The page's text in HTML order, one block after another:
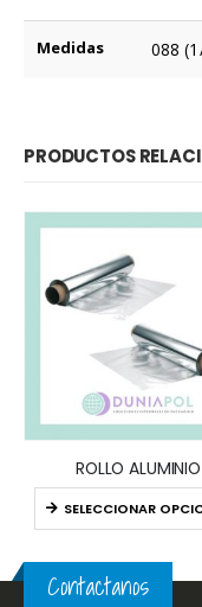
Medidas 088
PRODUCTOS
ROLLO ALUMINIO
SELECCIONAR
Contactanos